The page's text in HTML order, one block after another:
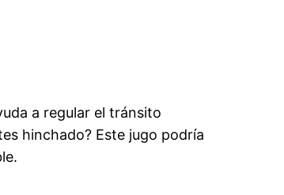
a regular el tránsito
hinchado? Este jugo podría